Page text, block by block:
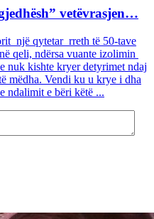
vetëvrasjen…
një qytetar rreth të 50-tave
qeli, ndërsa vuante izolimin
nuk kishte kryer detyrimet ndaj
mëdha. Vendi ku u krye i dha
ndalimit e bëri këtë ...